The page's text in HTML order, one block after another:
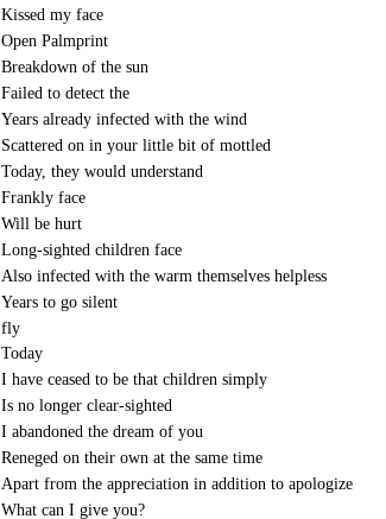
Kissed my face
Open Palmprint
Breakdown of the sun
Failed to detect the
Years already infected with the wind
Scattered on in your little bit of mottled
Today, they would understand
Frankly face
Will be hurt
Long-sighted children face
Also infected with the warm themselves helpless
Years to go silent
fly
Today
I have ceased to be that children simply
Is no longer clear-sighted
I abandoned the dream of you
Reneged on their own at the same time
Apart from the appreciation in addition to apologize
What can I give you?